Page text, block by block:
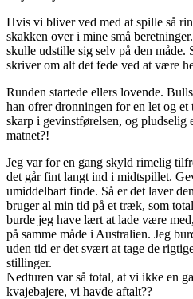
Hvis vi bliver ved med at spille så
skakken over i mine små
skulle udstille sig selv på den måde.
skriver om alt det fede ved at være
Runden startede ellers lovende.
han ofrer dronningen for en let og
skarp i gevinstførelsen, og pludselig
matnet?!
Jeg var for en gang skyld rimelig
det går fint langt ind i midtspillet.
umiddelbart finde. Så er det laver
bruger al min tid på et træk, som
burde jeg have lært at lade være
på samme måde i Australien. Jeg
uden tid er det svært at tage de
stillinger.
Nedturen var så total, at vi ikke en
kvajebajere, vi havde aftalt??